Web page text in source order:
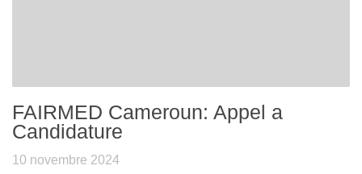
FAIRMED Cameroun: Appel a
Candidature
10 novembre 2024